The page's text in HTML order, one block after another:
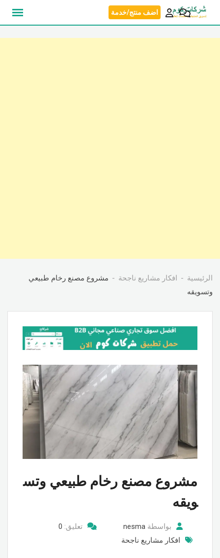
انتقل
اضف منتج/خدمة
الرئيسية افكار مشاريع ناجحة
مشروع مصنع رخام طبيعي
وتسويقه
مشروع مصنع رخام طبيعي وتس
ويقه
بواسطة nesma تعليق: 0
افكار مشاريع ناجحة